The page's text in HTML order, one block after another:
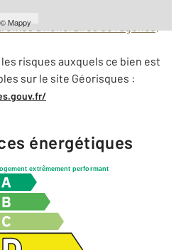
©Mappy d'honoraires de l'agence,
risques auxquels ce bien est
sur le site Géorisques :
énergétiques
logement extrêmement performant